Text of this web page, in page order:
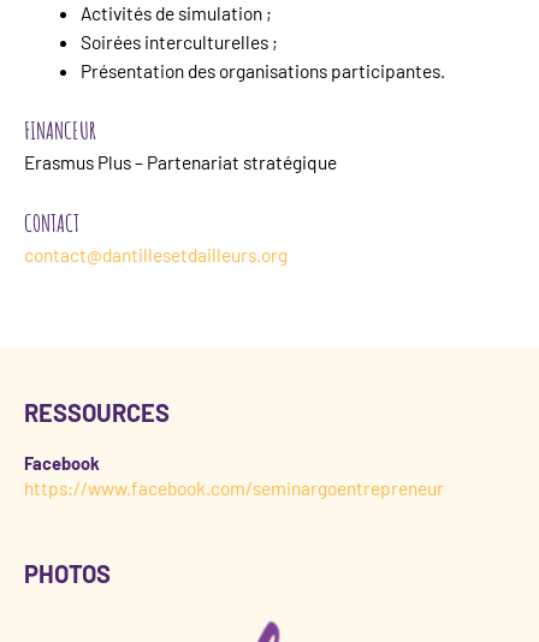
Activités de simulation ;
Soirées interculturelles ;
Présentation des organisations participantes.
FINANCEUR
Erasmus Plus – Partenariat stratégique
CONTACT
contact@dantillesetdailleurs.org
RESSOURCES
Facebook
https://www.facebook.com/seminargoentrepreneur
PHOTOS